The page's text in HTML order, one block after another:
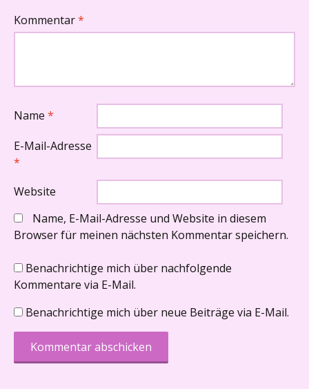
Kommentar*
Name *
E-Mail-Adresse
*
Website
Name, E-Mail-Adresse und Website in diesem
Browser für meinen nächsten Kommentar speichern.
Benachrichtige mich über nachfolgende
Kommentare via E-Mail.
Benachrichtige mich über neue Beiträge via E-Mail.